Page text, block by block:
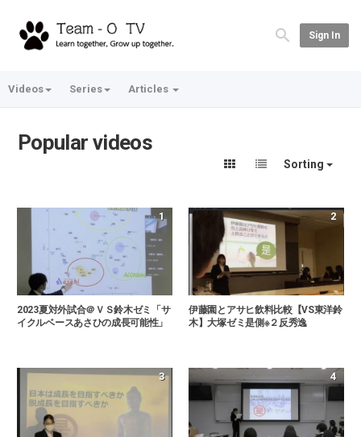
Sign In
Videos Series Articles
Popular videos
Sorting
1
2023夏対外試合＠ＶＳ鈴木ゼミ「サ
イクルベースあさひの成長可能性」
2
伊藤園とアサヒ飲料比較【VS東洋鈴
木】大塚ゼミ是側※２反秀逸
3 4